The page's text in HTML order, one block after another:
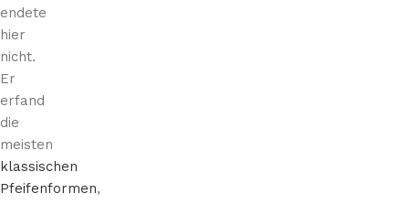
endete
hier
nicht.
Er
erfand
die
meisten
klassischen
Pfeifenformen,